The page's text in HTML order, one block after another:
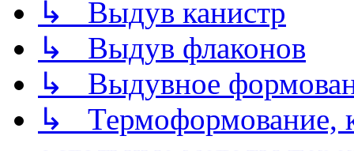
↳ Выдув канистр
↳ Выдув флаконов
↳ Выдувное
↳ Термоформование,